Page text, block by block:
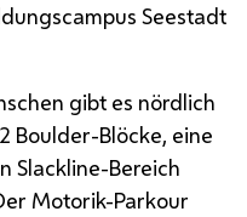
Seestadt
gibt es nördlich
Boulder-Blöcke, eine
Slackline-Bereich
Motorik-Parkour